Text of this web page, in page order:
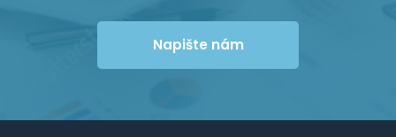
Napište nám